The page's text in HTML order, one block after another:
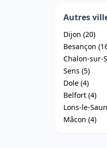
Autres
Dijon (20)
Besançon
Chalon-sur-
Sens (5)
Dole (4)
Belfort (4)
Lons-le-
Mâcon (4)